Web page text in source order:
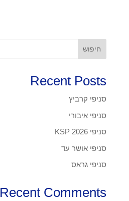
חיפוש
Recent Posts
סניפי קרביץ
סניפי איבורי
סניפי KSP 2026
סניפי אושר עד
סניפי גראס
Recent Comments